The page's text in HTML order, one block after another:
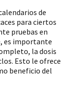
de
para ciertos
pruebas en
es importante
la dosis
Esto le ofrece
beneficio del